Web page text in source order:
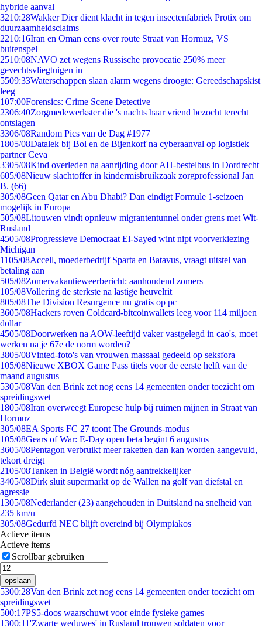
hybride aanval
3210:28Wakker Dier dient klacht in tegen insectenfabriek Protix om
duurzaamheidsclaims
2210:16Iran en Oman eens over route Straat van Hormuz, VS
buitenspel
2510:08NAVO zet wegens Russische provocatie 250% meer
gevechtsvliegtuigen in
5509:33Waterschappen slaan alarm wegens droogte: Gereedschapskist
leeg
107:00Forensics: Crime Scene Detective
2306:40Zorgmedewerkster die 's nachts haar vriend bezocht terecht
ontslagen
3306/08Random Pics van de Dag #1977
1805/08Datalek bij Bol en de Bijenkorf na cyberaanval op logistiek
partner Ceva
3305/08Kind overleden na aanrijding door AH-bestelbus in Dordrecht
605/08Nieuw slachtoffer in kindermisbruikzaak zorgprofessional Jan
B. (66)
305/08Geen Qatar en Abu Dhabi? Dan eindigt Formule 1-seizoen
mogelijk in Europa
505/08Litouwen vindt opnieuw migrantentunnel onder grens met Wit-
Rusland
4505/08Progressieve Democraat El-Sayed wint nipt voorverkiezing
Michigan
1105/08Accell, moederbedrijf Sparta en Batavus, vraagt uitstel van
betaling aan
505/08Zomervakantieweerbericht: aanhoudend zomers
105/08Vollering de sterkste na lastige heuvelrit
805/08The Division Resurgence nu gratis op pc
3605/08Hackers roven Coldcard-bitcoinwallets leeg voor 114 miljoen
dollar
4505/08Doorwerken na AOW-leeftijd vaker vastgelegd in cao's, moet
werken na je 67e de norm worden?
3805/08Vinted-foto's van vrouwen massaal gedeeld op seksfora
105/08Nieuwe XBOX Game Pass titels voor de eerste helft van de
maand augustus
5305/08Van den Brink zet nog eens 14 gemeenten onder toezicht om
spreidingswet
1805/08Iran overweegt Europese hulp bij ruimen mijnen in Straat van
Hormuz
305/08EA Sports FC 27 toont The Grounds-modus
105/08Gears of War: E-Day open beta begint 6 augustus
3605/08Pentagon verbruikt meer raketten dan kan worden aangevuld,
tekort dreigt
2105/08Tanken in België wordt nóg aantrekkelijker
3405/08Dirk sluit supermarkt op de Wallen na golf van diefstal en
agressie
1305/08Nederlander (23) aangehouden in Duitsland na snelheid van
235 km/u
305/08Gedurfd NEC blijft overeind bij Olympiakos
Actieve items
Actieve items
Scrollbar gebruiken
opslaan
5300:28Van den Brink zet nog eens 14 gemeenten onder toezicht om
spreidingswet
500:17PS5-doos waarschuwt voor einde fysieke games
1300:11'Zwarte weduwes' in Rusland trouwen soldaten voor